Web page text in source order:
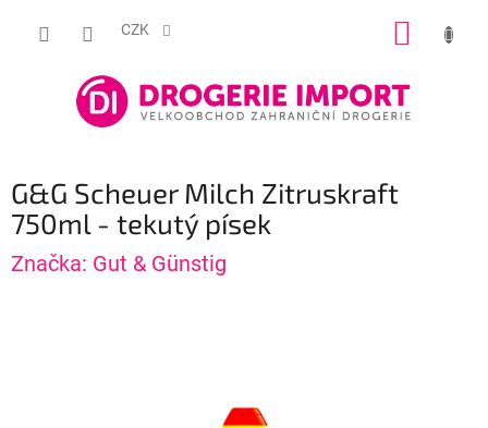
CZK
G&G Scheuer Milch Zitruskraft
750ml - tekutý písek
Značka: Gut & Günstig